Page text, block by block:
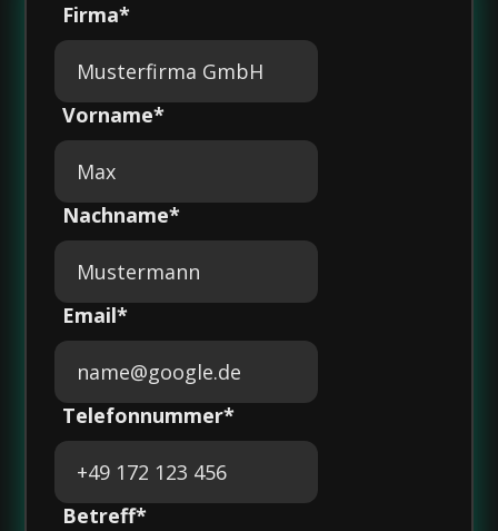
Firma*
Vorname*
Nachname*
Email*
Telefonnummer*
Betreff*